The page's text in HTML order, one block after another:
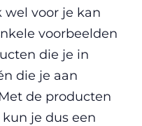
voor je kan
voorbeelden
die je in
die je aan
de producten
je dus een